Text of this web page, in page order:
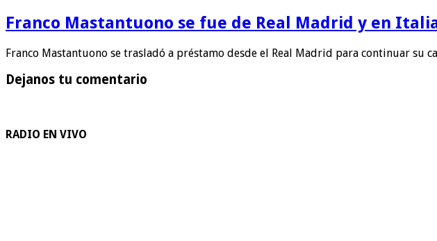
Franco Mastantuono se fue de Real Madrid y en
Franco Mastantuono se trasladó a préstamo desde el Real Madrid para continuar su
Dejanos tu comentario
RADIO EN VIVO